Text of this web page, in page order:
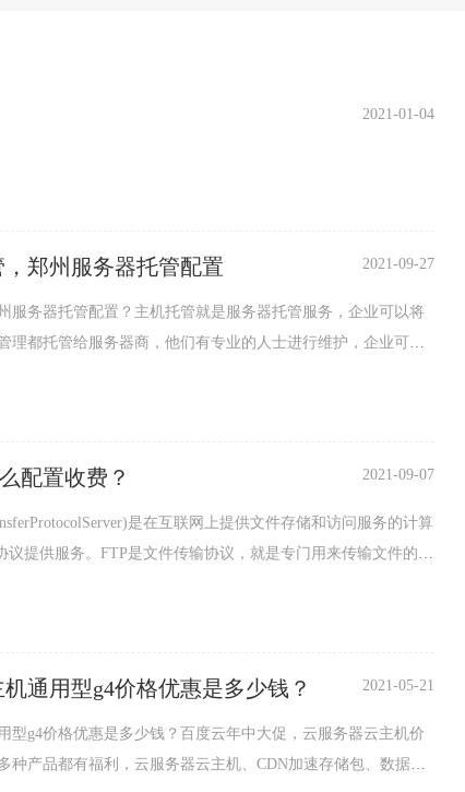
2021-01-04
郑州服务器托管配置 2021-09-27
服务器托管配置？主机托管就是服务器托管服务，企业可以将
理都托管给服务器商，他们有专业的人士进行维护，企业可以
配置收费？ 2021-09-07
是在互联网上提供文件存储和访问服务的计算
议提供服务。FTP是文件传输协议，就是专门用来传输文件的协
通用型g4价格优惠是多少钱？ 2021-05-21
型g4价格优惠是多少钱？百度云年中大促，云服务器云主机价
种产品都有福利，云服务器云主机、CDN加速存储包、数据